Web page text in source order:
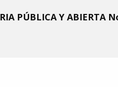
PÚBLICA Y ABIERTA